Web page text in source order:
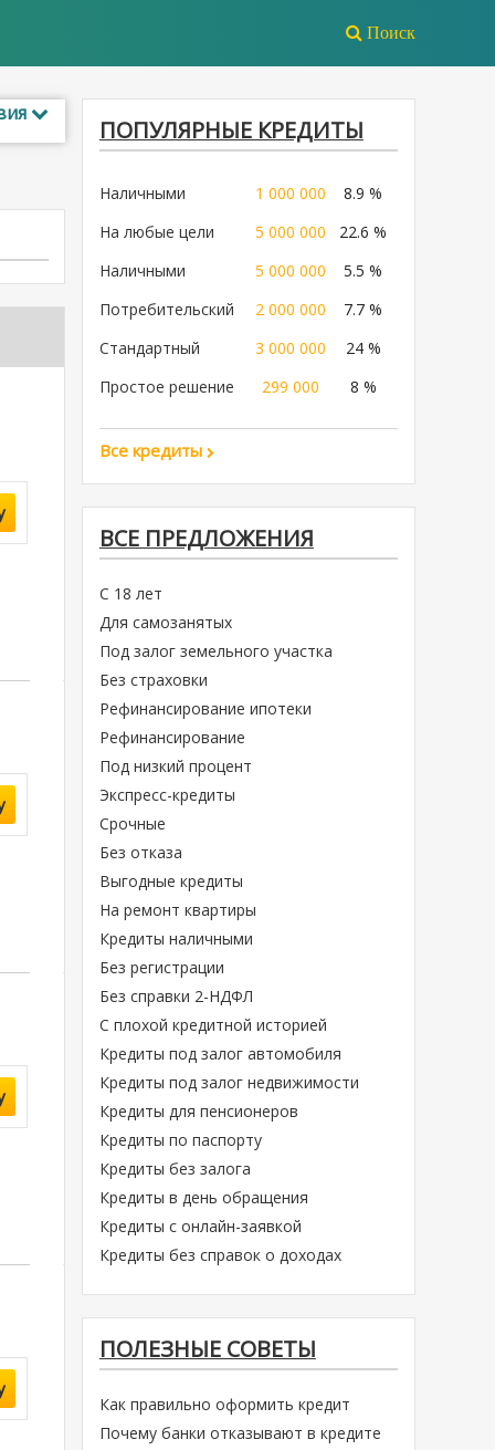
Поиск
ПОПУЛЯРНЫЕ КРЕДИТЫ
Наличными 1 000 000
8.9 %
На любые цели
5 000 000
22.6 %
Наличными
5 000 000
5.5 %
Потребительский
2 000 000
7.7 %
Стандартный
3 000 000
24 %
Простое решение
299 000 8 %
Все кредиты
ВСЕ ПРЕДЛОЖЕНИЯ
С 18 лет
Для самозанятых
Под залог земельного участка
Без страховки
Рефинансирование ипотеки
Рефинансирование
Под низкий процент
Экспресс-кредиты
Срочные
Без отказа
Выгодные кредиты
На ремонт квартиры
Кредиты наличными
Без регистрации
Без справки 2-НДФЛ
С плохой кредитной историей
Кредиты под залог автомобиля
Кредиты под залог недвижимости
Кредиты для пенсионеров
Кредиты по паспорту
Кредиты без залога
Кредиты в день обращения
Кредиты с онлайн-заявкой
Кредиты без справок о доходах
ПОЛЕЗНЫЕ СОВЕТЫ
Как правильно оформить кредит
Почему банки отказывают в кредите